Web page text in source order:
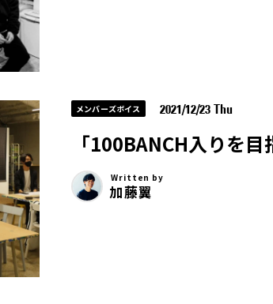
メンバーズボイス 2021/12/23 Thu
「100BANCH入りを
Written by
加藤翼